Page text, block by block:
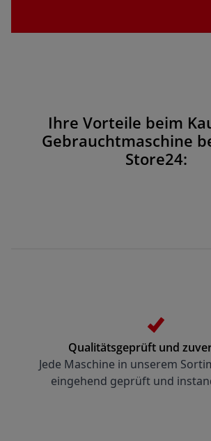
Ihre Vorteile beim
Gebrauchtmaschine
Store24:
Qualitätsgeprüft und
Jede Maschine in unserem
eingehend geprüft und